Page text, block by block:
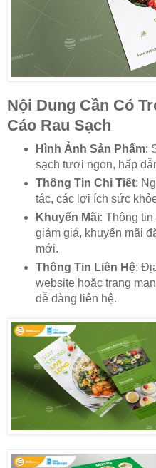
Nội Dung Cần Có
Cáo Rau Sạch
Hình Ảnh Sản Phẩm:
sạch tươi ngon, hấp
Thông Tin Chi Tiết:
tác, các lợi ích sức
Khuyến Mãi: Thông
giảm giá, khuyến mãi
mới.
Thông Tin Liên Hệ:
website hoặc trang
dễ dàng liên hệ.